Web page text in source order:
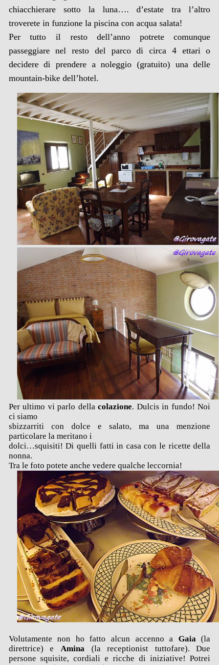
chiacchierare sotto la luna…. d’estate tra l’altro
troverete in funzione la piscina con acqua salata!
Per tutto il resto dell’anno potrete comunque
passeggiare nel resto del parco di circa 4 ettari o
decidere di prendere a noleggio (gratuito) una delle
mountain-bike dell’hotel.
Per ultimo vi parlo dellacolazione. Dulcis in fundo! Noi
ci siamo
sbizzarriti con dolce e salato, ma una menzione
particolare la meritano i
dolci…squisiti! Di quelli fatti in casa con le ricette della
nonna.
Tra le foto potete anche vedere qualche leccornia!
Volutamente non ho fatto alcun accenno a Gaia(la
direttrice) e Amina (la receptionist tuttofare). Due
persone squisite, cordiali e ricche di iniziative! Potrei